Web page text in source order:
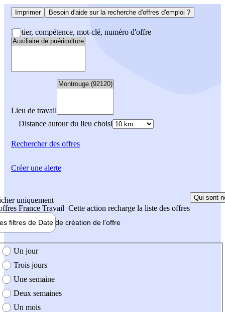
Imprimer Besoin d'aide sur la recherche d'offres d'emploi ?
Métier, compétence, mot-clé, numéro d'offre
Lieu de travail
Distance autour du lieu choisi
Rechercherdes offres
uniquement
France Travail Cette action recharge la liste des offres
Qui sont
filtres de Date de création de l'offre
création de l'offre
Un jour
Trois jours
Une semaine
Deux semaines
Un mois
Créer une alerte